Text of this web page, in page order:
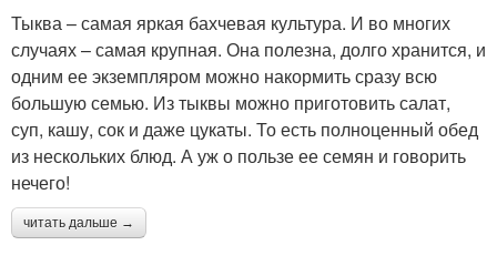
Тыква – самая яркая бахчевая культура. И во многих
случаях – самая крупная. Она полезна, долго хранится, и
одним ее экземпляром можно накормить сразу всю
большую семью. Из тыквы можно приготовить салат,
суп, кашу, сок и даже цукаты. То есть полноценный обед
из нескольких блюд. А уж о пользе ее семян и говорить
нечего!
читать дальше →